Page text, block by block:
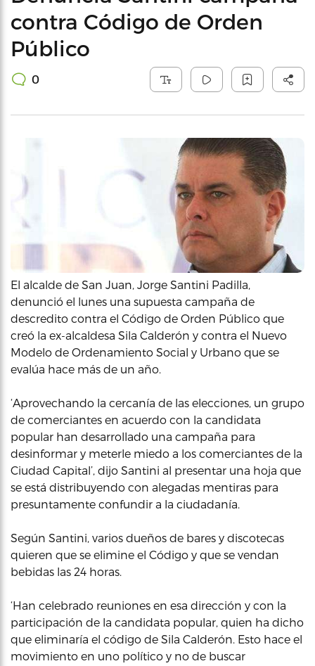
contra Código de Orden
Público
0
El alcalde de San Juan, Jorge Santini Padilla,
denunció el lunes una supuesta campaña de
descredito contra el Código de Orden Público que
creó la ex-alcaldesa Sila Calderón y contra el Nuevo
Modelo de Ordenamiento Social y Urbano que se
evalúa hace más de un año.
‘Aprovechando la cercanía de las elecciones, un grupo
de comerciantes en acuerdo con la candidata
popular han desarrollado una campaña para
desinformar y meterle miedo a los comerciantes de la
Ciudad Capital’, dijo Santini al presentar una hoja que
se está distribuyendo con alegadas mentiras para
presuntamente confundir a la ciudadanía.
Según Santini, varios dueños de bares y discotecas
quieren que se elimine el Código y que se vendan
bebidas las 24 horas.
‘Han celebrado reuniones en esa dirección y con la
participación de la candidata popular, quien ha dicho
que eliminaría el código de Sila Calderón. Esto hace el
movimiento en uno político y no de buscar